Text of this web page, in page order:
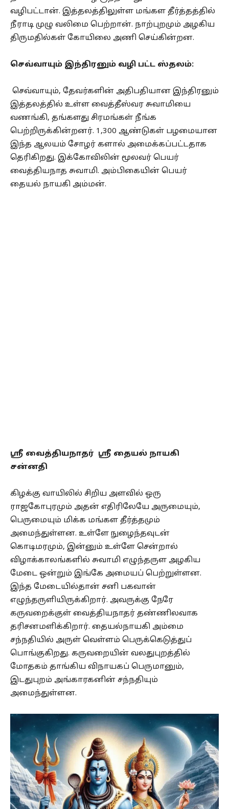
வழிபட்டான். இத்தலத்திலுள்ள மங்கள தீர்த்தத்தில்
நீராடி முழு வலிமை பெற்றான். நாற்புறமும் அழகிய
திருமதில்கள் கோயிலை அணி செய்கின்றன.
செவ்வாயும் இந்திரனும் வழி பட்ட ஸ்தலம்:
செவ்வாயும், தேவர்களின் அதிபதியான இந்திரனும்
இத்தலத்தில் உள்ள வைத்தீஸ்வர சுவாமியை
வணங்கி, தங்களது சிரமங்கள் நீங்க
பெற்றிருக்கின்றனர். 1,300 ஆண்டுகள் பழமையான
இந்த ஆலயம் சோழர் களால் அமைக்கப்பட்டதாக
தெரிகிறது. இக்கோவிலின் மூலவர் பெயர்
வைத்தியநாத சுவாமி. அம்பிகையின் பெயர்
தையல் நாயகி அம்மன்.
ஸ்ரீ வைத்தியநாதர் ஸ்ரீ தையல் நாயகி
சன்னதி
கிழக்கு வாயிலில் சிறிய அளவில் ஒரு
ராஜகோபுரமும் அதன் எதிரிலேயே அருமையும்,
பெருமையும் மிக்க மங்கள தீர்த்தமும்
அமைந்துள்ளன. உள்ளே நுழைந்தவுடன்
கொடிமரமும், இன்னும் உள்ளே சென்றால்
விழாக்காலங்களில் சுவாமி எழுந்தருள அழகிய
மேடை ஒன்றும் இங்கே அமையப் பெற்றுள்ளன.
இந்த மேடையில்தான் சனி பகவான்
எழுந்தருளியிருக்கிறார். அவருக்கு நேரே
கருவறைக்குள் வைத்தியநாதர் தண்ணிலவாக
தரிசனமளிக்கிறார். தையல்நாயகி அம்மை
சந்நதியில் அருள் வெள்ளம் பெருக்கெடுத்துப்
பொங்குகிறது. கருவறையின் வலதுபுறத்தில்
மோதகம் தாங்கிய விநாயகப் பெருமானும்,
இடதுபுறம் அங்காரகனின் சந்நதியும்
அமைந்துள்ளன.